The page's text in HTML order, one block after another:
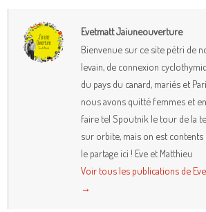
Evetmatt Jaiuneouverture
Bienvenue sur ce site pétri de
levain, de connexion
du pays du canard, mariés et
nous avons quitté femmes et
faire tel Spoutnik le tour de la
sur orbite, mais on est
le partage ici ! Eve et Matthieu
Voir tous les publications de
→